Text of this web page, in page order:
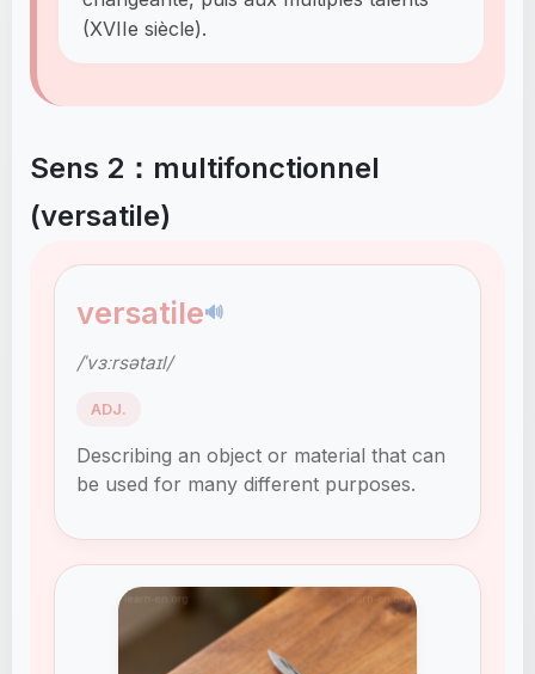
(XVIIe siècle).
Sens 2：multifonctionnel
(versatile)
versatile🔊
/ˈvɜːrsətaɪl/
ADJ.
Describing an object or material that can
be used for many different purposes.